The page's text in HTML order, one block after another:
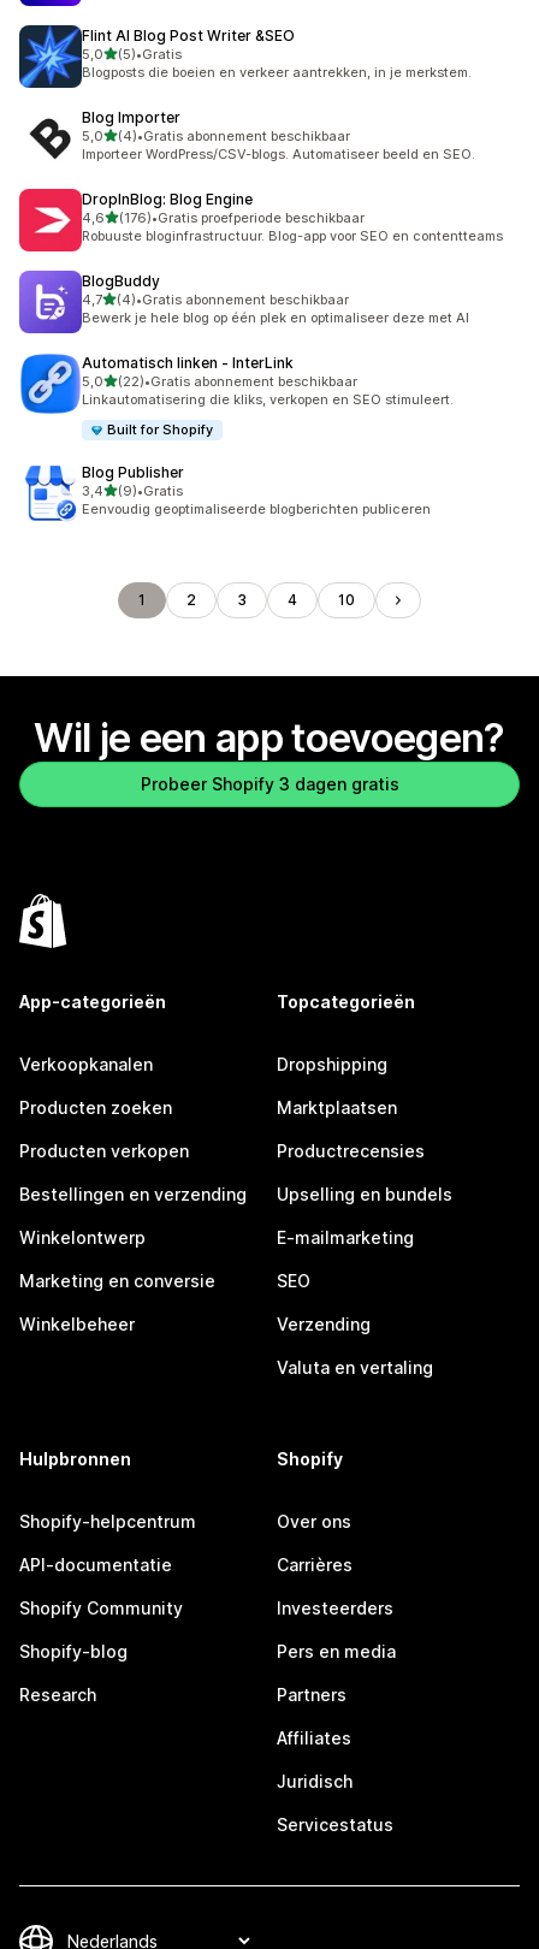
Flint AI Blog Post Writer &SEO
5,0van 5 sterren
(5)
5 recensies in totaal
•Gratis
Blogposts die boeien en verkeer aantrekken, in je merkstem.
Blog Importer
5,0van 5 sterren
(4)
4 recensies in totaal
•Gratis abonnement beschikbaar
Importeer WordPress/CSV-blogs. Automatiseer beeld en SEO.
DropInBlog: Blog Engine
4,6van 5 sterren
(176)
176 recensies in totaal
•Gratis proefperiode beschikbaar
Robuuste bloginfrastructuur. Blog-app voor SEO en contentteams
BlogBuddy
4,7van 5 sterren
(4)
4 recensies in totaal
•Gratis abonnement beschikbaar
Bewerk je hele blog op één plek en optimaliseer deze met AI
Automatisch linken ‑ InterLink
5,0van 5 sterren
(22)
22 recensies in totaal
•Gratis abonnement beschikbaar
Linkautomatisering die kliks, verkopen en SEO stimuleert.
Built for Shopify
Blog Publisher
3,4van 5 sterren
(9)
9 recensies in totaal
•Gratis
Eenvoudig geoptimaliseerde blogberichten publiceren
1 2 3 4 10
Wil je een app toevoegen?
Probeer Shopify 3 dagen gratis
App-categorieën
Verkoopkanalen
Producten zoeken
Producten verkopen
Bestellingen en verzending
Winkelontwerp
Marketing en conversie
Winkelbeheer
Topcategorieën
Dropshipping
Marktplaatsen
Productrecensies
Upselling en bundels
E-mailmarketing
SEO
Verzending
Valuta en vertaling
Hulpbronnen
Shopify-helpcentrum
API-documentatie
Shopify Community
Shopify-blog
Research
Shopify
Over ons
Carrières
Investeerders
Pers en media
Partners
Affiliates
Juridisch
Servicestatus